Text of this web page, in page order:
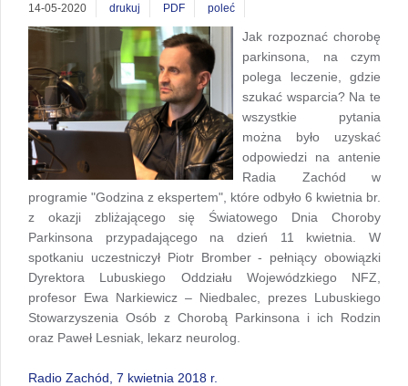
14-05-2020 drukuj PDF poleć
Jak rozpoznać chorobę
parkinsona, na czym
polega leczenie, gdzie
szukać wsparcia? Na te
wszystkie pytania
można było uzyskać
odpowiedzi na antenie
Radia Zachód w
programie "Godzina z ekspertem", które odbyło 6 kwietnia br.
z okazji zbliżającego się Światowego Dnia Choroby
Parkinsona przypadającego na dzień 11 kwietnia. W
spotkaniu uczestniczył Piotr Bromber - pełniący obowiązki
Dyrektora Lubuskiego Oddziału Wojewódzkiego NFZ,
profesor Ewa Narkiewicz – Niedbalec, prezes Lubuskiego
Stowarzyszenia Osób z Chorobą Parkinsona i ich Rodzin
oraz Paweł Lesniak, lekarz neurolog.
Radio Zachód, 7 kwietnia 2018 r.